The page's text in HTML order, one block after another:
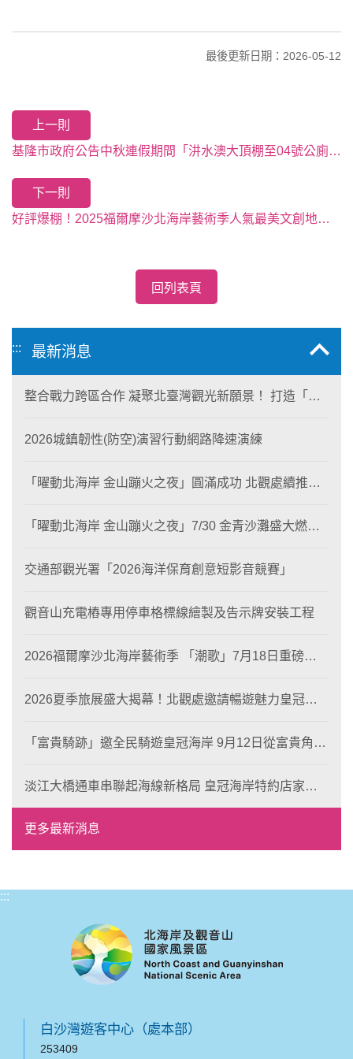
最後更新日期：2026-05-12
上一則
基隆市政府公告中秋連假期間「汫水澳大頂棚至04號公廁(公廁前觀景台除外)」開放民眾烤肉
下一則
好評爆棚！2025福爾摩沙北海岸藝術季人氣最美文創地景作品 「續留」白沙灣與朱銘美術館，把握朝聖機會哦！
回列表頁
::: 最新消息
整合戰力跨區合作 凝聚北臺灣觀光新願景！ 打造「生
2026城鎮韌性(防空)演習行動網路降速演練
「曜動北海岸 金山蹦火之夜」圓滿成功 北觀處續推照
「曜動北海岸 金山蹦火之夜」7/30 金青沙灘盛大燃
交通部觀光署「2026海洋保育創意短影音競賽」
觀音山充電樁專用停車格標線繪製及告示牌安裝工程
2026福爾摩沙北海岸藝術季 「潮歌」7月18日重磅登
2026夏季旅展盛大揭幕！北觀處邀請暢遊魅力皇冠海
「富貴騎跡」邀全民騎遊皇冠海岸 9月12日從富貴角出
淡江大橋通車串聯起海線新格局 皇冠海岸特約店家、
風格形塑即日起開放報名
更多最新消息
:::
白沙灣遊客中心（處本部）
253409